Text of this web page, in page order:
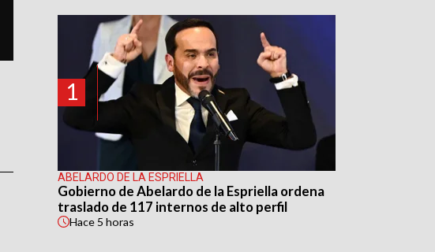
1
ABELARDO DE LA ESPRIELLA
Gobierno de Abelardo de la Espriella ordena
traslado de 117 internos de alto perfil
Hace 5 horas